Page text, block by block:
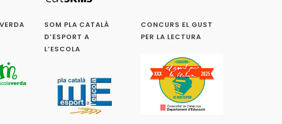
SOM PLA CATALÀ
D’ESPORT A
L’ESCOLA
CONCURS EL GUST
PER LA LECTURA